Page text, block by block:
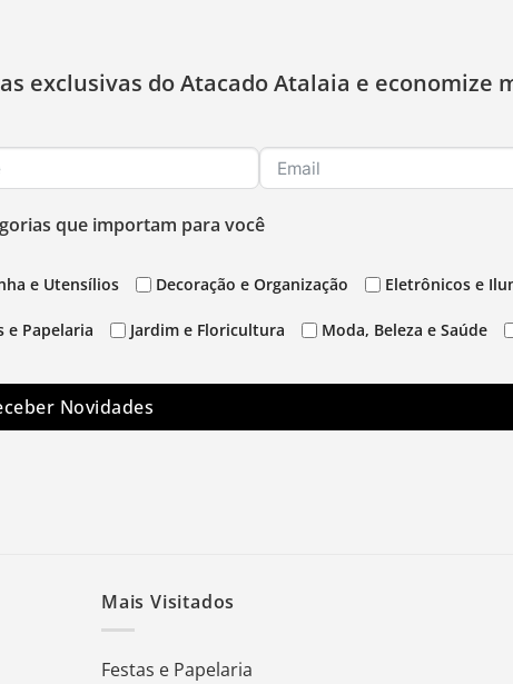
exclusivas do Atacado Atalaia e economize
que importam para você
e Utensílios Decoração e Organização Eletrônicos e
e Papelaria Jardim e Floricultura Moda, Beleza e Saúde
Novidades
Mais Visitados
Festas e Papelaria